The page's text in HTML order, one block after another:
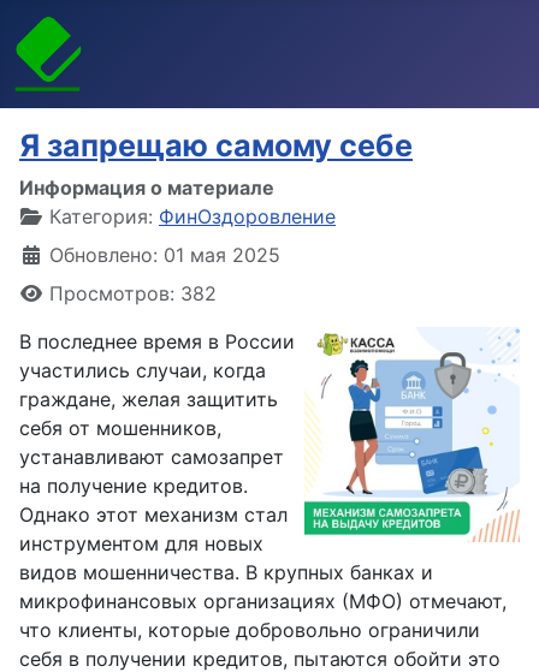
Я запрещаю самому себе
Информация о материале
Категория: ФинОздоровление
Обновлено: 01 мая 2025
Просмотров: 382
В последнее время в России
участились случаи, когда
граждане, желая защитить
себя от мошенников,
устанавливают самозапрет
на получение кредитов.
Однако этот механизм стал
инструментом для новых
видов мошенничества. В крупных банках и
микрофинансовых организациях (МФО) отмечают,
что клиенты, которые добровольно ограничили
себя в получении кредитов, пытаются обойти это